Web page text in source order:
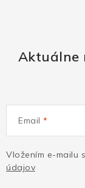
Aktuálne
Email
Vložením e-mailu
údajov